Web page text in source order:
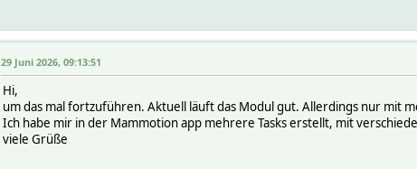
29 Juni 2026, 09:13:51
Hi,
um das mal fortzuführen. Aktuell läuft das Modul gut. Allerdings nur mit
Ich habe mir in der Mammotion app mehrere Tasks erstellt, mit
viele Grüße